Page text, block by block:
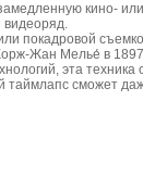
кино-
видеоряд.
покадровой
Жан Мелье́ в
эта техника
таймлапс сможет